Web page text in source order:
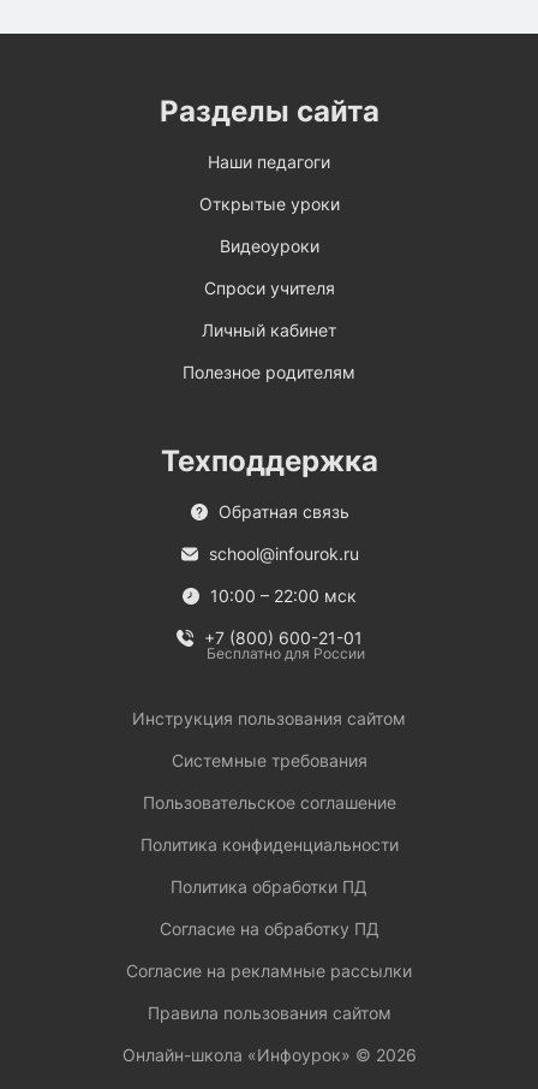
Разделы сайта
Наши педагоги
Открытые уроки
Видеоуроки
Спроси учителя
Личный кабинет
Полезное родителям
Техподдержка
Обратная связь
school@infourok.ru
10:00 – 22:00 мск
+7 (800) 600-21-01
Бесплатно для России
Инструкция пользования сайтом
Системные требования
Пользовательское соглашение
Политика конфиденциальности
Политика обработки ПД
Согласие на обработку ПД
Согласие на рекламные рассылки
Правила пользования сайтом
Онлайн-школа «Инфоурок» © 2026